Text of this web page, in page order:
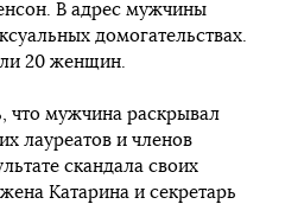
В адрес мужчины
домогательствах.
20 женщин.
что мужчина раскрывал
лауреатов и членов
скандала своих
Катарина и секретарь